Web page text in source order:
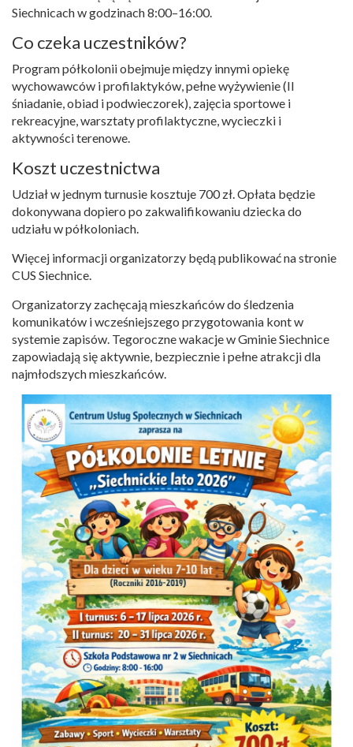
Siechnicach w godzinach 8:00–16:00.
Co czeka uczestników?
Program półkolonii obejmuje między innymi opiekę
wychowawców i profilaktyków, pełne wyżywienie (II
śniadanie, obiad i podwieczorek), zajęcia sportowe i
rekreacyjne, warsztaty profilaktyczne, wycieczki i
aktywności terenowe.
Koszt uczestnictwa
Udział w jednym turnusie kosztuje 700 zł. Opłata będzie
dokonywana dopiero po zakwalifikowaniu dziecka do
udziału w półkoloniach.
Więcej informacji organizatorzy będą publikować na stronie
CUS Siechnice.
Organizatorzy zachęcają mieszkańców do śledzenia
komunikatów i wcześniejszego przygotowania kont w
systemie zapisów. Tegoroczne wakacje w Gminie Siechnice
zapowiadają się aktywnie, bezpiecznie i pełne atrakcji dla
najmłodszych mieszkańców.